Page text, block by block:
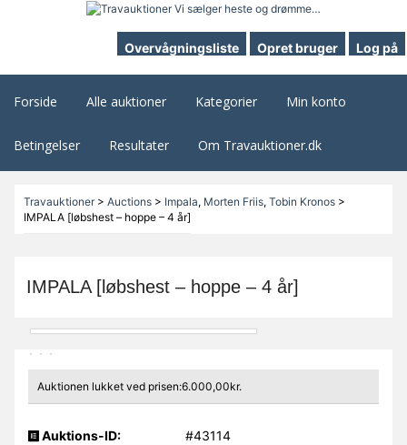
Overvågningsliste Opret bruger Log på
Forside Alle auktioner Kategorier Min konto
Betingelser Resultater Om Travauktioner.dk
Travauktioner> Auctions> Impala, Morten Friis, Tobin Kronos>
IMPALA [løbshest – hoppe – 4 år]
IMPALA [løbshest – hoppe – 4 år]
Auktionen lukket ved prisen:6.000,00kr.
Auktions-ID:
#43114